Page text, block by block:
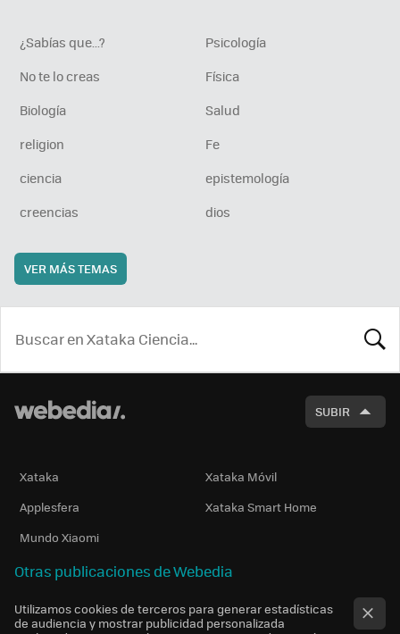
¿Sabías que...?
Psicología
No te lo creas
Física
Biología
Salud
religion
Fe
ciencia
epistemología
creencias
dios
VER MÁS TEMAS
SUBIR
Xataka
Xataka Móvil
Applesfera
Xataka Smart Home
Mundo Xiaomi
Otras publicaciones de Webedia
Utilizamos cookies de terceros para generar estadísticas
de audiencia y mostrar publicidad personalizada